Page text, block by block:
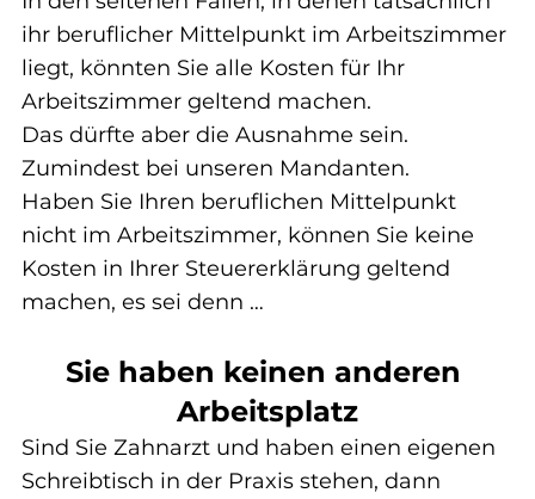
ihr beruflicher Mittelpunkt im Arbeitszimmer
liegt, könnten Sie alle Kosten für Ihr
Arbeitszimmer geltend machen.
Das dürfte aber die Ausnahme sein.
Zumindest bei unseren Mandanten.
Haben Sie Ihren beruflichen Mittelpunkt
nicht im Arbeitszimmer, können Sie keine
Kosten in Ihrer Steuererklärung geltend
machen, es sei denn …
Sie haben keinen anderen
Arbeitsplatz
Sind Sie Zahnarzt und haben einen eigenen
Schreibtisch in der Praxis stehen, dann